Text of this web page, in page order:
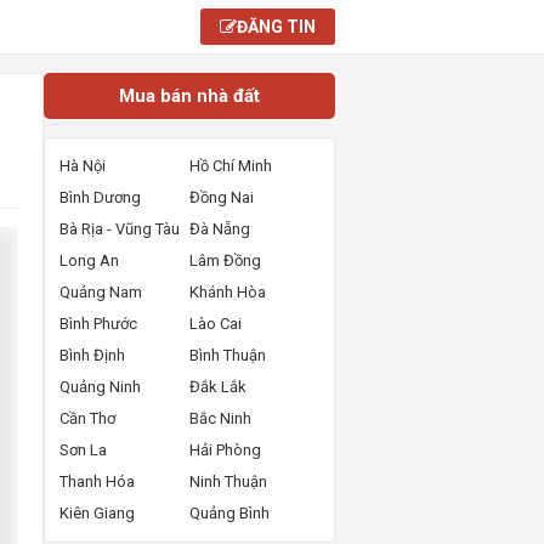
ĐĂNG TIN
Mua bán nhà đất
Hà Nội
Hồ Chí Minh
Bình Dương
Đồng Nai
Bà Rịa - Vũng Tàu Đà Nẵng
Long An
Lâm Đồng
Quảng Nam
Khánh Hòa
Bình Phước
Lào Cai
Bình Định
Bình Thuận
Quảng Ninh
Đắk Lắk
Cần Thơ
Bắc Ninh
Sơn La
Hải Phòng
Thanh Hóa
Ninh Thuận
Kiên Giang
Quảng Bình